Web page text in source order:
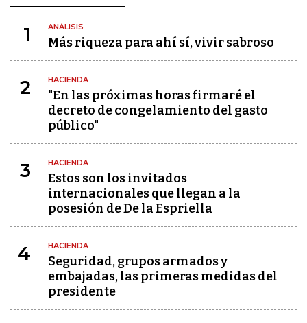
1 ANÁLISIS
Más riqueza para ahí sí, vivir sabroso
2 HACIENDA
"En las próximas horas firmaré el
decreto de congelamiento del gasto
público"
3 HACIENDA
Estos son los invitados
internacionales que llegan a la
posesión de De la Espriella
4 HACIENDA
Seguridad, grupos armados y
embajadas, las primeras medidas del
presidente